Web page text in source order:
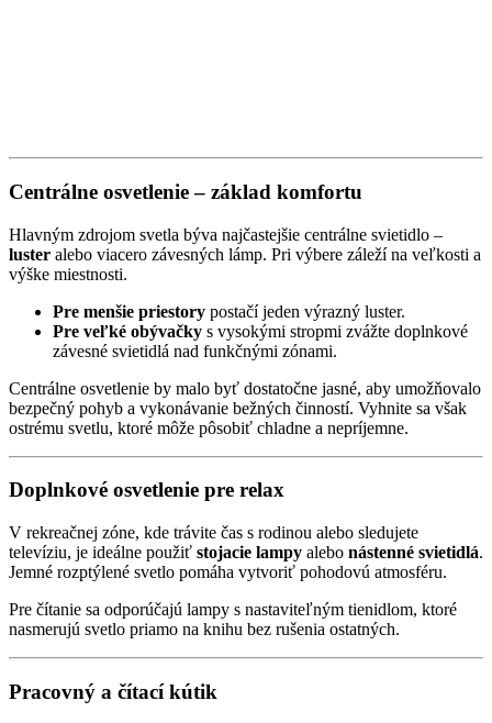
Centrálne osvetlenie – základ komfortu
Hlavným zdrojom svetla býva najčastejšie centrálne svietidlo –
luster alebo viacero závesných lámp. Pri výbere záleží na veľkosti a
výške miestnosti.
Pre menšie priestory postačí jeden výrazný luster.
Pre veľké obývačky s vysokými stropmi zvážte doplnkové
závesné svietidlá nad funkčnými zónami.
Centrálne osvetlenie by malo byť dostatočne jasné, aby umožňovalo
bezpečný pohyb a vykonávanie bežných činností. Vyhnite sa však
ostrému svetlu, ktoré môže pôsobiť chladne a nepríjemne.
Doplnkové osvetlenie pre relax
V rekreačnej zóne, kde trávite čas s rodinou alebo sledujete
televíziu, je ideálne použiť stojacie lampy alebo nástenné svietidlá.
Jemné rozptýlené svetlo pomáha vytvoriť pohodovú atmosféru.
Pre čítanie sa odporúčajú lampy s nastaviteľným tienidlom, ktoré
nasmerujú svetlo priamo na knihu bez rušenia ostatných.
Pracovný a čítací kútik